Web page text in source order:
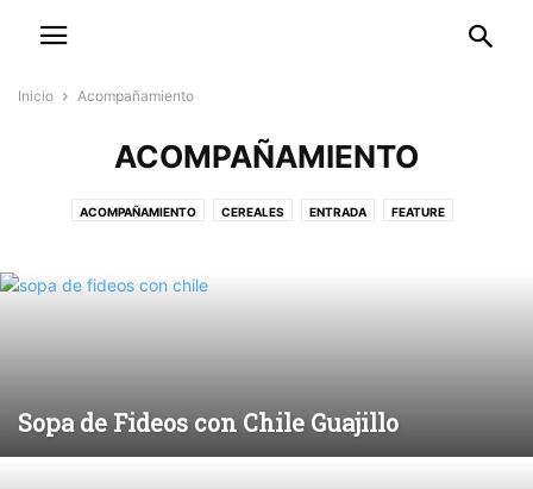
Inicio Acompañamiento
ACOMPAÑAMIENTO
ACOMPAÑAMIENTO CEREALES ENTRADA FEATURE
Sopa de Fideos con Chile Guajillo